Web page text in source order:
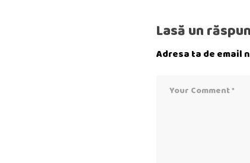
Lasă un
Adresa ta de email